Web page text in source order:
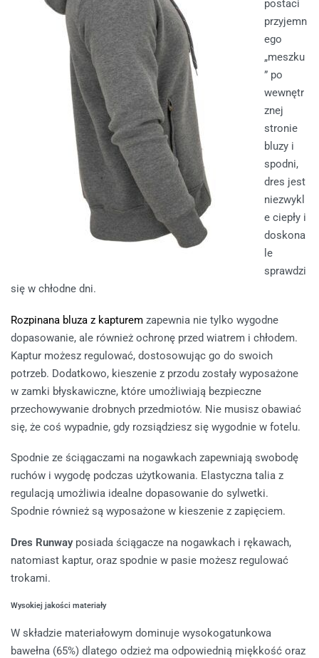
postaci
przyjemn
ego
„meszku
” po
wewnętr
znej
stronie
bluzy i
spodni,
dres jest
niezwykl
e ciepły i
doskona
le
sprawdzi
się w chłodne dni.
Rozpinana bluza z kapturem zapewnia nie tylko wygodne
dopasowanie, ale również ochronę przed wiatrem i chłodem.
Kaptur możesz regulować, dostosowując go do swoich
potrzeb. Dodatkowo, kieszenie z przodu zostały wyposażone
w zamki błyskawiczne, które umożliwiają bezpieczne
przechowywanie drobnych przedmiotów. Nie musisz obawiać
się, że coś wypadnie, gdy rozsiądziesz się wygodnie w fotelu.
Spodnie ze ściągaczami na nogawkach zapewniają swobodę
ruchów i wygodę podczas użytkowania. Elastyczna talia z
regulacją umożliwia idealne dopasowanie do sylwetki.
Spodnie również są wyposażone w kieszenie z zapięciem.
Dres Runwayposiada ściągacze na nogawkach i rękawach,
natomiast kaptur, oraz spodnie w pasie możesz regulować
trokami.
Wysokiej jakości materiały
W składzie materiałowym dominuje wysokogatunkowa
bawełna (65%) dlatego odzież ma odpowiednią miękkość oraz